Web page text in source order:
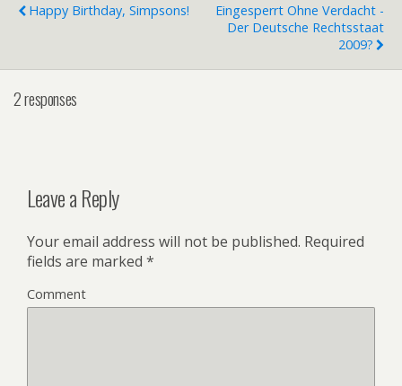
Happy Birthday, Simpsons!
Eingesperrt Ohne Verdacht -
Der Deutsche Rechtsstaat
2009?
2 responses
Leave a Reply
Your email address will not be published. Required
fields are marked *
Comment